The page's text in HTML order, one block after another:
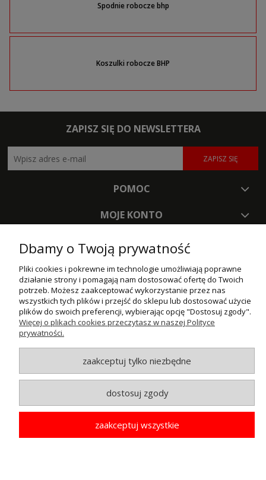
Spodnie robocze bhp
Koszulki robocze BHP
ZAPISZ SIĘ DO NEWSLETTERA
ZAPISZ SIĘ
POMOC
MOJE KONTO
PŁATNOŚCI I DOSTAWA
INFORMACJE
O NAS
© MAXSOTE 2026.Wszystkie prawa zastrzeżone.
pokaż pełną wersję strony
Dbamy o Twoją prywatność
Pliki cookies i pokrewne im technologie umożliwiają poprawne
działanie strony i pomagają nam dostosować ofertę do Twoich
potrzeb. Możesz zaakceptować wykorzystanie przez nas
wszystkich tych plików i przejść do sklepu lub dostosować użycie
plików do swoich preferencji, wybierając opcję "Dostosuj zgody".
Więcej o plikach cookies przeczytasz w naszej Polityce
prywatności.
zaakceptuj tylko niezbędne
dostosuj zgody
zaakceptuj wszystkie